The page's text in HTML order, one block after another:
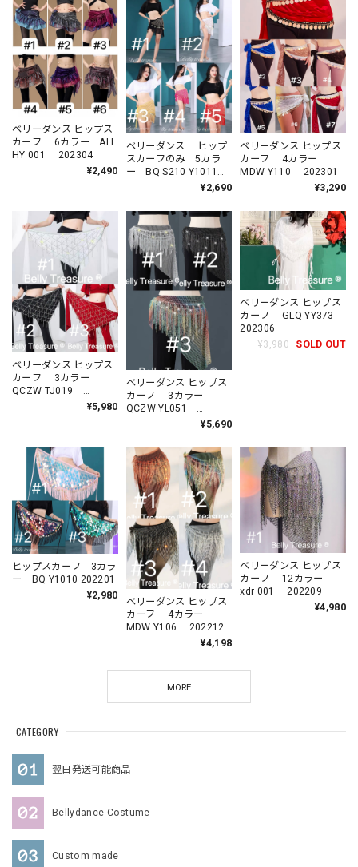
CATEGORY
翌日発送可能商品
Bellydance Costume
Custom made
ベリーダンス ヒップス
カーフ 6カラー ALI
HY 001 202304
¥2,490
ベリーダンス ヒップ
スカーフのみ 5カラ
ー BQ S210 Y1011
¥2,690
ベリーダンス ヒップス
カーフ 4カラー
MDW Y110 202301
¥3,290
ベリーダンス ヒップス
カーフ 3カラー
QCZW TJ019
¥5,980
ベリーダンス ヒップス
カーフ 3カラー
QCZW YL051
¥5,690
ベリーダンス ヒップス
カーフ GLQ YY373
202306
¥3,980
SOLD OUT
ヒップスカーフ 3カラ
ー BQ Y1010 202201
¥2,980
ベリーダンス ヒップス
カーフ 4カラー
MDW Y106 202212
¥4,198
ベリーダンス ヒップス
カーフ 12カラー
xdr 001 202209
¥4,980
MORE